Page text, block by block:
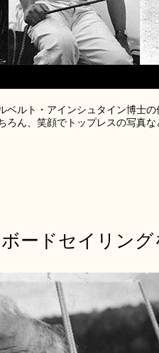
ベルト・アインシュタイン博士
ろん、笑顔でトップレスの写真
ードセイリン